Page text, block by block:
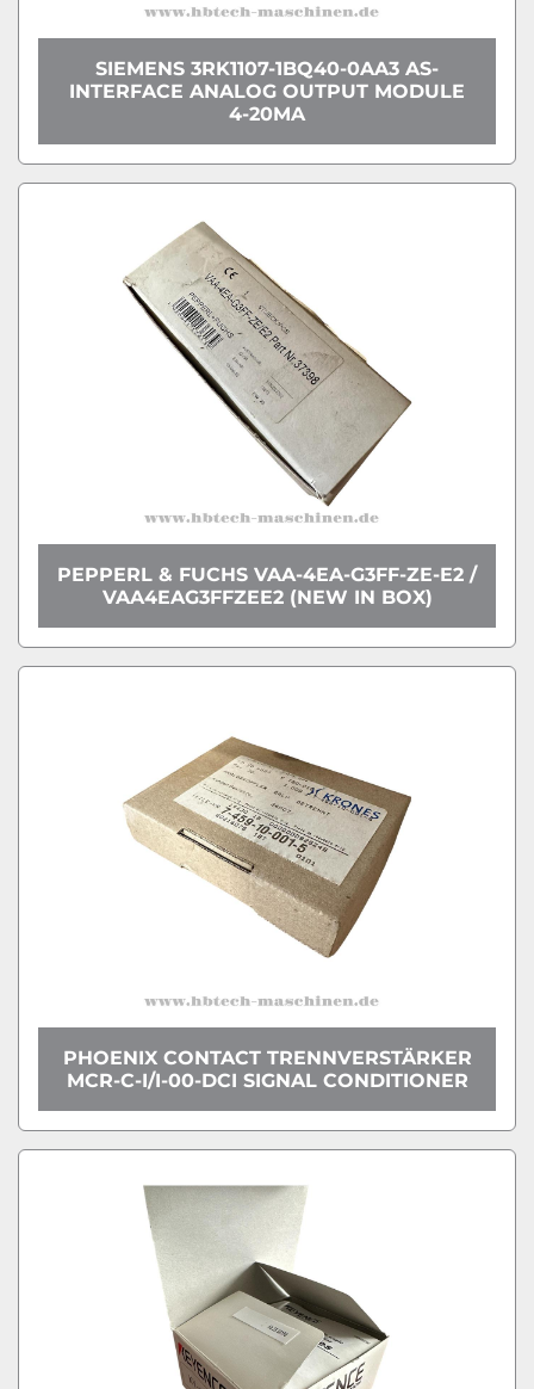
SIEMENS 3RK1107-1BQ40-0AA3 AS-
INTERFACE ANALOG OUTPUT MODULE
4-20MA
PEPPERL & FUCHS VAA-4EA-G3FF-ZE-E2 /
VAA4EAG3FFZEE2 (NEW IN BOX)
PHOENIX CONTACT TRENNVERSTÄRKER
MCR-C-I/I-00-DCI SIGNAL CONDITIONER